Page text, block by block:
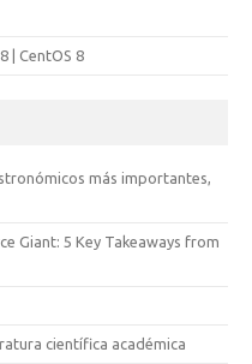
| CentOS 8
más importantes,
Giant: 5 Key Takeaways from
científica académica